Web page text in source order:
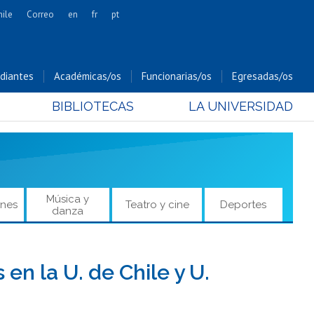
Cs. Forestales y Conservación
Cs. Sociales
Comunicación e Imagen
Odontología
Estudios Internacionales
Hospital Clínico
Correo en fr pt
Académicas/os Funcionarias/os Egresadas/os
BIBLIOTECAS LA UNIVERSIDAD
Música y
danza
Teatro y cine Deportes
la U. de Chile y U.